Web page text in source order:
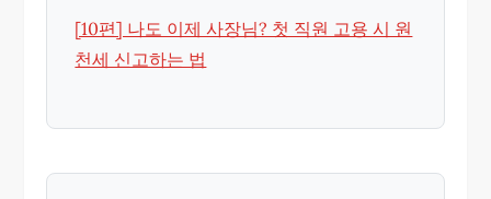
[10편] 나도 이제 사장님? 첫 직원 고용 시 원
천세 신고하는 법